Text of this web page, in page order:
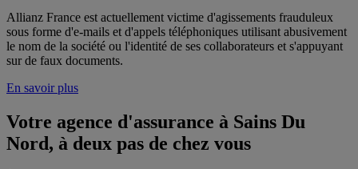
Allianz France est actuellement victime d'agissements frauduleux
sous forme d'e-mails et d'appels téléphoniques utilisant abusivement
le nom de la société ou l'identité de ses collaborateurs et s'appuyant
sur de faux documents.
En savoir plus
Votre agence d'assurance à Sains Du
Nord, à deux pas de chez vous